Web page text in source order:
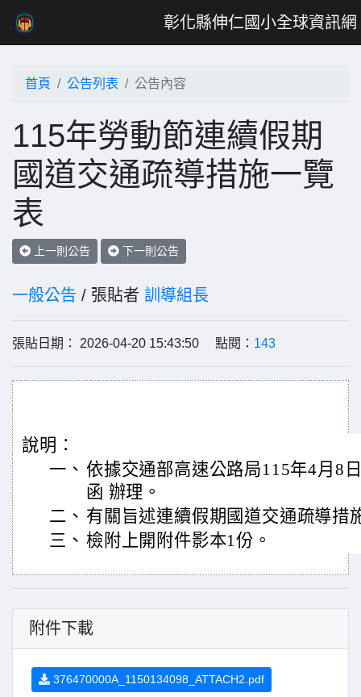
彰化縣伸仁國小全球資訊網
首頁 公告列表 公告內容
115年勞動節連續假期
國道交通疏導措施一覽
表
上一則公告 下一則公告
一般公告 / 張貼者 訓導組長
張貼日期： 2026-04-20 15:43:50 點閱： 143
說明：
一、 依據交通部高速公路局115年4月8
函 辦理。
二、 有關旨述連續假期國道交通疏導措
三、 檢附上開附件影本1份。
附件下載
376470000A_1150134098_ATTACH2.pdf